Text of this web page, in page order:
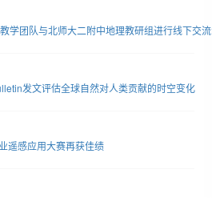
学团队与北师大二附中地理教研组进行线下交
发文评估全球自然对人类贡献的时空变化
遥感应用大赛再获佳绩